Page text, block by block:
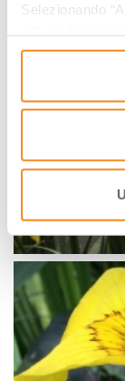
Selezionando
consenso
saranno
funzionamento